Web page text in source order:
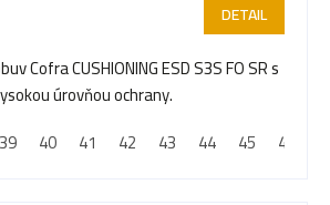
DETAIL
Cofra CUSHIONING ESD S3S FO SR s
úrovňou ochrany.
39 40 41 42 43 44 45 46